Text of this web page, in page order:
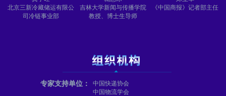
北京三新冷藏储运有限公
司冷链事业部
吉林大学新闻与传播学院
教授、博士生导师
《中国商报》记者部主任
专家支持单位：
中国快递协会
中国物流学会